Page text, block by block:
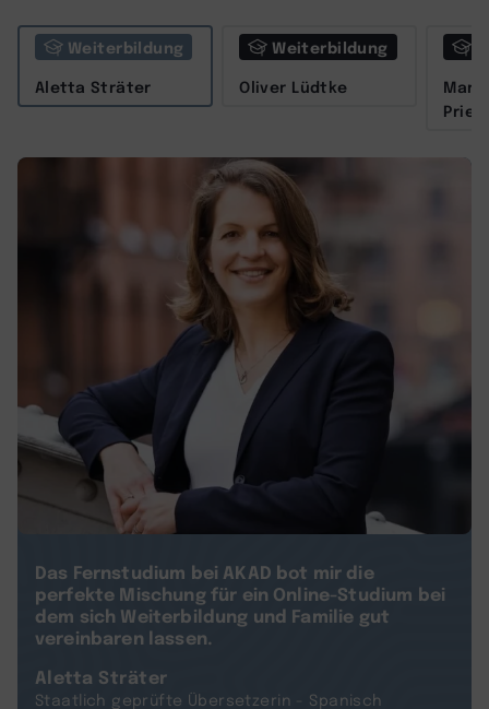
Weiterbildung
Aletta Sträter
Weiterbildung
Oliver Lüdtke
Das Fernstudium bei AKAD bot mir die
perfekte Mischung für ein Online-Studium bei
dem sich Weiterbildung und Familie gut
vereinbaren lassen.
Aletta Sträter
Staatlich geprüfte Übersetzerin - Spanisch